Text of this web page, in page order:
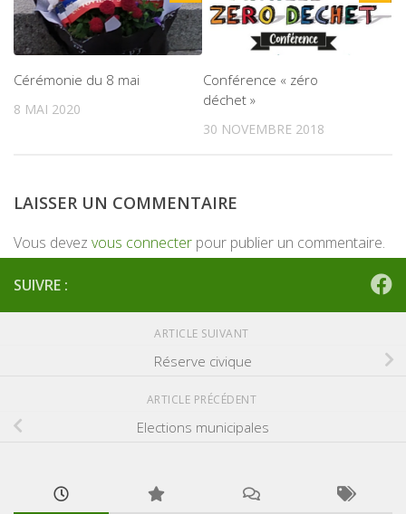
Cérémonie du 8 mai
8 MAI 2020
Conférence « zéro
déchet »
30 NOVEMBRE 2018
LAISSER UN COMMENTAIRE
Vous devez vous connecter pour publier un commentaire.
SUIVRE :
ARTICLE SUIVANT
Réserve civique
ARTICLE PRÉCÉDENT
Elections municipales